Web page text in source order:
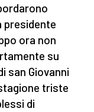
presidente
ora non
su
san Giovanni
triste
di